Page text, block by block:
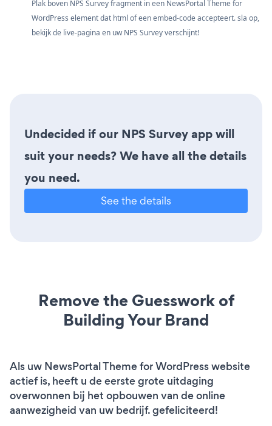
Plak boven NPS Survey fragment in een NewsPortal Theme for
WordPress element dat html of een embed-code accepteert. sla op,
bekijk de live-pagina en uw NPS Survey verschijnt!
Undecided if our NPS Survey app will
suit your needs? We have all the details
you need.
See the details
Remove the Guesswork of
Building Your Brand
Als uw NewsPortal Theme for WordPress website
actief is, heeft u de eerste grote uitdaging
overwonnen bij het opbouwen van de online
aanwezigheid van uw bedrijf. gefeliciteerd!